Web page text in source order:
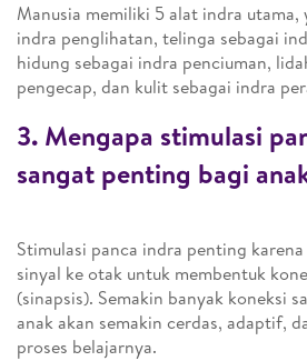
Manusia memiliki 5 alat indra utama,
indra penglihatan, telinga sebagai
hidung sebagai indra penciuman,
pengecap, dan kulit sebagai indra
3. Mengapa stimulasi
sangat penting bagi
Stimulasi panca indra penting
sinyal ke otak untuk membentuk
(sinapsis). Semakin banyak koneksi
anak akan semakin cerdas, adaptif,
proses belajarnya.